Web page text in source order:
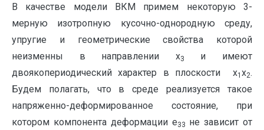
В качестве модели ВКМ примем некоторую 3-
мерную изотропную кусочно-однородную среду,
упругие и геометрические свойства которой
неизменны в направлении х3
и имеют
двоякопериодический характер в плоскости х1 х2.
Будем полагать, что в среде реализуется такое
напряженно-деформированное состояние, при
котором компонента деформации е33 не зависит от